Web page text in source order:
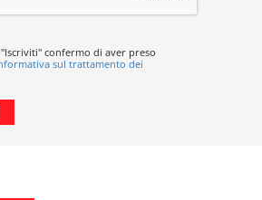
confermo di aver preso
sul trattamento dei